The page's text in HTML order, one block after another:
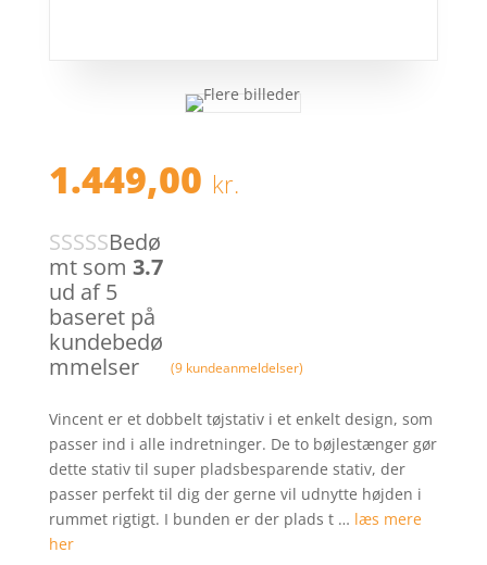
1.449,00 kr.
Bedø
mt som 3.7
ud af 5
baseret på
kundebedø
mmelser
(9kundeanmeldelser)
Vincent er et dobbelt tøjstativ i et enkelt design, som
passer ind i alle indretninger. De to bøjlestænger gør
dette stativ til super pladsbesparende stativ, der
passer perfekt til dig der gerne vil udnytte højden i
rummet rigtigt. I bunden er der plads t … læs mere
her